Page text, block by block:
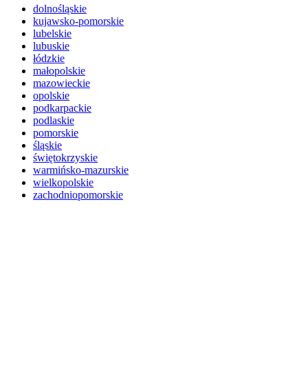
dolnośląskie
kujawsko-pomorskie
lubelskie
lubuskie
łódzkie
małopolskie
mazowieckie
opolskie
podkarpackie
podlaskie
pomorskie
śląskie
świętokrzyskie
warmińsko-mazurskie
wielkopolskie
zachodniopomorskie